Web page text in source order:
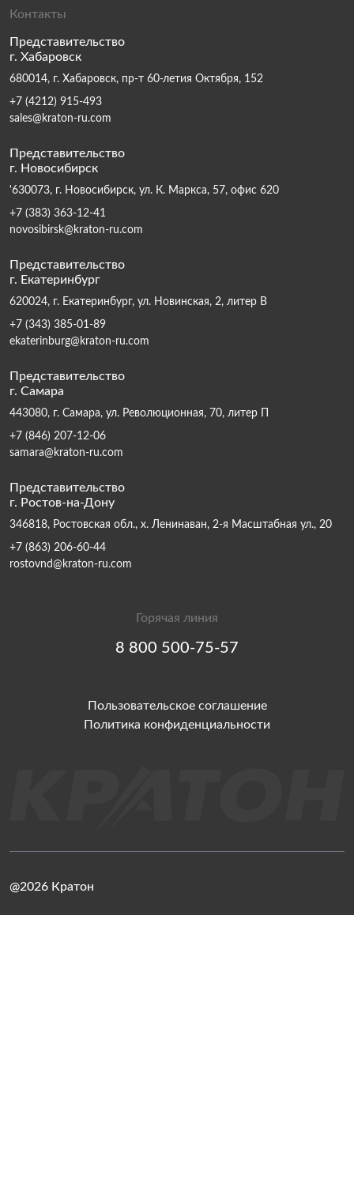
Контакты
Представительство
г. Хабаровск
680014, г. Хабаровск, пр-т 60-летия Октября, 152
+7 (4212) 915-493
sales@kraton-ru.com
Представительство
г. Новосибирск
'630073, г. Новосибирск, ул. К. Маркса, 57, офис 620
+7 (383) 363-12-41
novosibirsk@kraton-ru.com
Представительство
г. Екатеринбург
620024, г. Екатеринбург, ул. Новинская, 2, литер В
+7 (343) 385-01-89
ekaterinburg@kraton-ru.com
Представительство
г. Самара
443080, г. Самара, ул. Революционная, 70, литер П
+7 (846) 207-12-06
samara@kraton-ru.com
Представительство
г. Ростов-на-Дону
346818, Ростовская обл., х. Ленинаван, 2-я Масштабная ул., 20
+7 (863) 206-60-44
rostovnd@kraton-ru.com
Горячая линия
8 800 500-75-57
Пользовательское соглашение
Политика конфиденциальности
@2026 Кратон